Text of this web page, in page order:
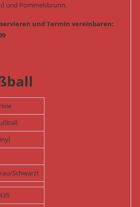
und Pommelsbrunn.
und Termin vereinbaren:
Schwarzt